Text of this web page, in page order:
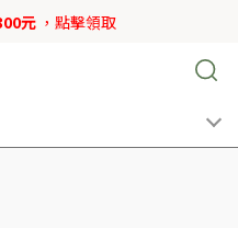
元 ，點擊領取